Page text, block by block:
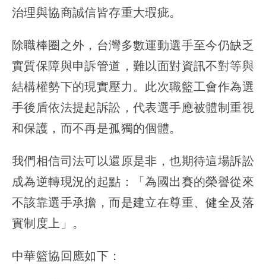
治理與協商誠信皆存重大瑕疵。
除職棒圈之外，台灣多數運動選手至今仍缺乏
實質保障與申訴管道，難以面對資訊不對等與
結構權勢下的現實壓力。此次職籃工會作為選
手後盾依法提起訴訟，代表選手應被體制重視
和保護，而不再是孤獨的個體。
我們相信司法可以還原是非，也期待這場訴訟
成為逆轉現況的起點：「為國出賽的榮譽從來
不該靠選手承擔，而是建立在尊重、健全及落
實制度上」。
中華籃協回應如下：